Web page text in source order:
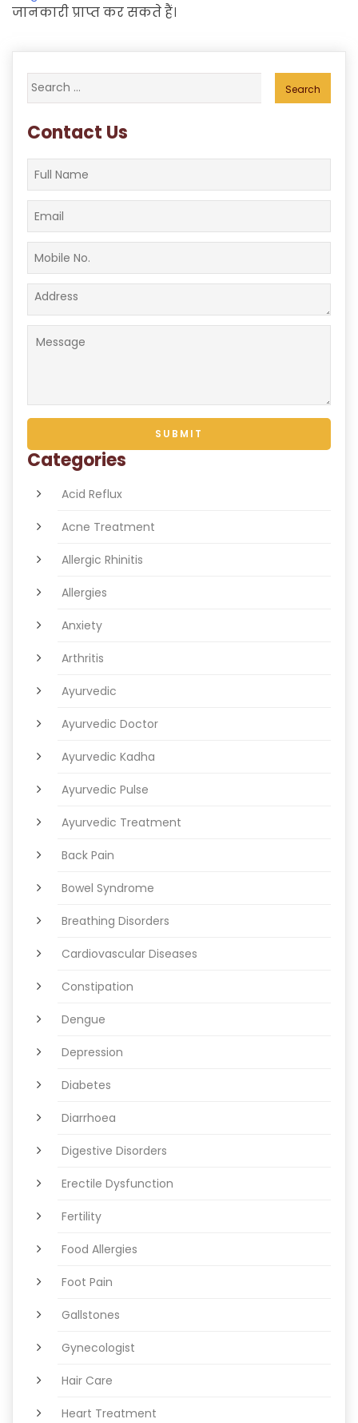
जानकारी प्राप्त कर सकते हैं।
Search
for:
Contact Us
Categories
Acid Reflux
Acne Treatment
Allergic Rhinitis
Allergies
Anxiety
Arthritis
Ayurvedic
Ayurvedic Doctor
Ayurvedic Kadha
Ayurvedic Pulse
Ayurvedic Treatment
Back Pain
Bowel Syndrome
Breathing Disorders
Cardiovascular Diseases
Constipation
Dengue
Depression
Diabetes
Diarrhoea
Digestive Disorders
Erectile Dysfunction
Fertility
Food Allergies
Foot Pain
Gallstones
Gynecologist
Hair Care
Heart Treatment